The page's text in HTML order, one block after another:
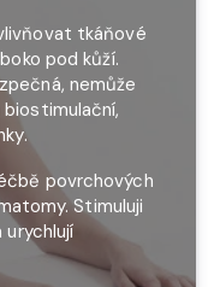
tkáňové
pod kůží.
nemůže
povrchových
Stimuluji